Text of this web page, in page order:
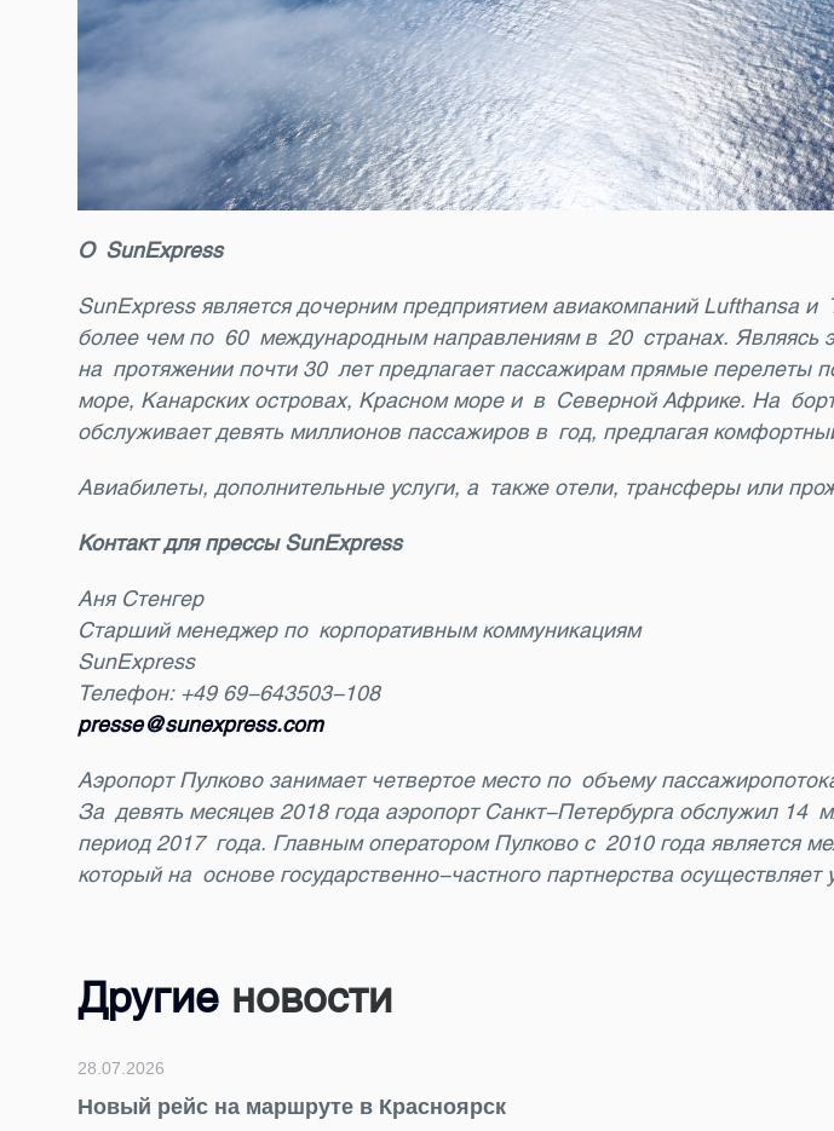
О SunExpress
SunExpress является дочерним предприятием авиакомпаний Lufthansa
более чем по 60 международным направлениям в 20 странах. Являясь
на протяжении почти 30 лет предлагает пассажирам прямые
море, Канарских островах, Красном море и в Северной Африке. На
обслуживает девять миллионов пассажиров в год, предлагая
Авиабилеты, дополнительные услуги, а также отели, трансферы или
Контакт для прессы SunExpress
Аня Стенгер
Старший менеджер по корпоративным коммуникациям
SunExpress
Телефон: +49 69-643503-108
presse@sunexpress.com
Аэропорт Пулково занимает четвертое место по объему
За девять месяцев 2018 года аэропорт Санкт-Петербурга обслужил 14
период 2017 года. Главным оператором Пулково с 2010 года
который на основе государственно-частного партнерства
Другие новости